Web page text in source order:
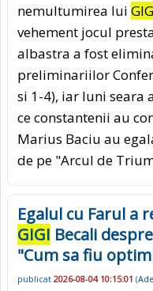
nemultumirea lui
vehement jocul
albastra a fost
preliminariilor
si 1-4), iar luni seara
ce constantenii au
Marius Baciu au
de pe "Arcul de
Egalul cu Farul a
GIGI Becali
"Cum sa fiu
publicat 2026-08-04 10:15:01 (